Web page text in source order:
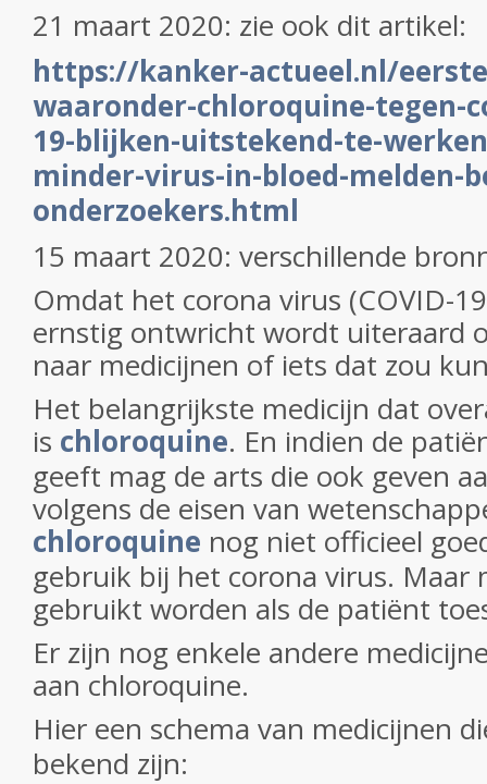
21 maart 2020: zie ook dit artikel:
https://kanker-actueel.nl/
waaronder-chloroquine-tegen-
19-blijken-uitstekend-te-
minder-virus-in-bloed-melden-
onderzoekers.html
15 maart 2020: verschillende
Omdat het corona virus (COVID-
ernstig ontwricht wordt uiteraard
naar medicijnen of iets dat zou
Het belangrijkste medicijn dat
is chloroquine. En indien de
geeft mag de arts die ook geven
volgens de eisen van
chloroquine nog niet officieel
gebruik bij het corona virus. Maar
gebruikt worden als de patiënt
Er zijn nog enkele andere
aan chloroquine.
Hier een schema van medicijnen
bekend zijn: